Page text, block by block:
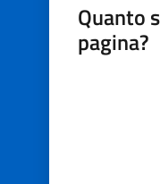
Quanto
pagina?